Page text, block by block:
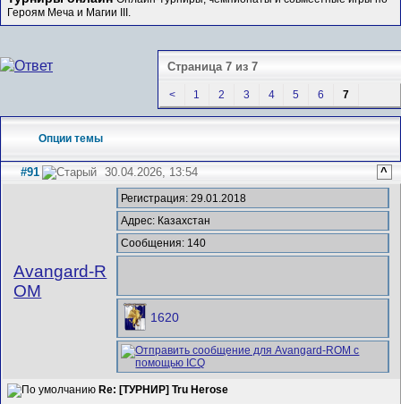
Героям Меча и Магии III.
Страница 7 из 7
< 1 2 3 4 5 6 7
Опции темы
#91 30.04.2026, 13:54 ^
Avangard-R
OM
Регистрация: 29.01.2018
Адрес: Казахстан
Сообщения: 140
1620
Re: [ТУРНИР] Tru Herose